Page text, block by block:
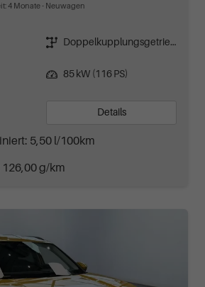
4 Monate Neuwagen
Getriebe
Doppelkupplungsgetriebe (DSG)
85 kW (116 PS)
Details
5,50 l/100km
126,00 g/km